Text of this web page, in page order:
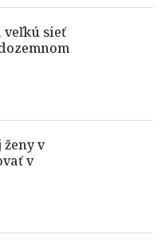
sieť
v
v